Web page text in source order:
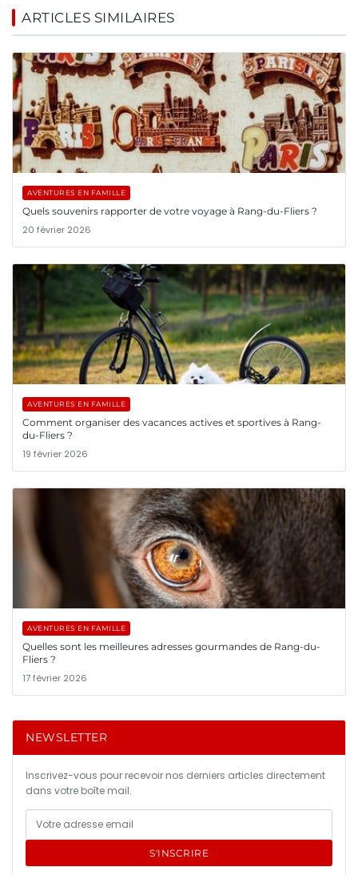
ARTICLES SIMILAIRES
AVENTURES EN FAMILLE
Quels souvenirs rapporter de votre voyage à Rang-du-Fliers ?
20 février 2026
AVENTURES EN FAMILLE
Comment organiser des vacances actives et sportives à Rang-
du-Fliers ?
19 février 2026
AVENTURES EN FAMILLE
Quelles sont les meilleures adresses gourmandes de Rang-du-
Fliers ?
17 février 2026
NEWSLETTER
Inscrivez-vous pour recevoir nos derniers articles directement
dans votre boîte mail.
S'INSCRIRE